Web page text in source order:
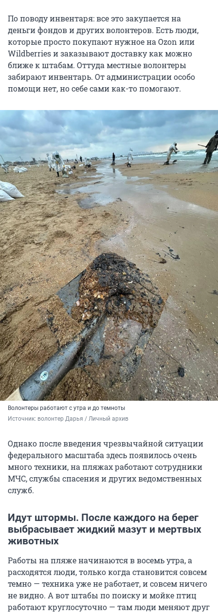
По поводу инвентаря: все это закупается на
деньги фондов и других волонтеров. Есть люди,
которые просто покупают нужное на Ozon или
Wildberries и заказывают доставку как можно
ближе к штабам. Оттуда местные волонтеры
забирают инвентарь. От администрации особо
помощи нет, но себе сами как-то помогают.
Волонтеры работают с утра и до темноты
Источник: волонтер Дарья / Личный архив
Однако после введения чрезвычайной ситуации
федерального масштаба здесь появилось очень
много техники, на пляжах работают сотрудники
МЧС, службы спасения и других ведомственных
служб.
Идут штормы. После каждого на берег
выбрасывает жидкий мазут и мертвых
животных
Работы на пляже начинаются в восемь утра, а
расходятся люди, только когда становится совсем
темно — техника уже не работает, и совсем ничего
не видно. А вот штабы по поиску и мойке птиц
работают круглосуточно — там люди меняют друг